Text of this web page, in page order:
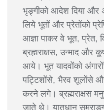
भृङ्गीको आदेश दिया और
लिये भूतों और प्रेतोंको
आज्ञा पाकर वे भूत, प्रेत,
ब्रह्मराक्षस, उन्माद और
आये। भूत यादवोंको
पट्टिशोंसे, भैरव शूलोंसे
करने लगे। ब्रह्मराक्षस
जाते थे। यातुधान